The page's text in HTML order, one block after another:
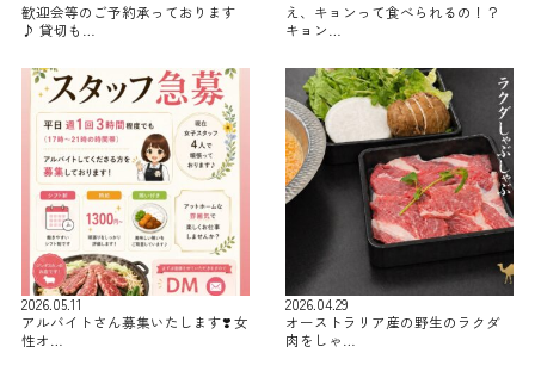
歓迎会等のご予約承っております
♪ 貸切も…
え、キョンって食べられるの！？
キョン…
2026.05.11
アルバイトさん募集いたします❣️ 女
性オ…
2026.04.29
オーストラリア産の野生のラクダ
肉をしゃ…